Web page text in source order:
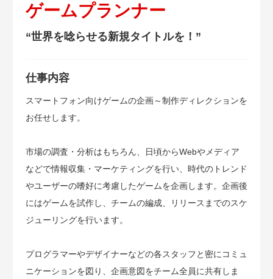
ゲームプランナー
“世界を唸らせる新規タイトルを！”
仕事内容
スマートフォン向けゲームの企画～制作ディレクションを
お任せします。
市場の調査・分析はもちろん、日頃からWebやメディア
などで情報収集・マーケティングを行い、時代のトレンド
やユーザーの嗜好に考慮したゲームを企画します。企画後
にはゲームを試作し、チームの編成、リリースまでのスケ
ジューリングを行います。
プログラマーやデザイナーなどの各スタッフと密にコミュ
ニケーションを図り、企画意図をチーム全員に共有しま